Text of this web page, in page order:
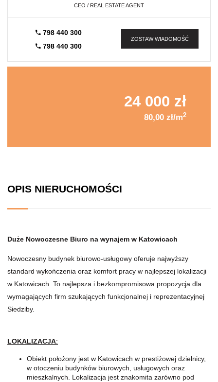
CEO / REAL ESTATE AGENT
798 440 300
798 440 300
ZOSTAW WIADOMOŚĆ
24 000 zł
80,00 zł/m2
OPIS NIERUCHOMOŚCI
Duże Nowoczesne Biuro na wynajem w Katowicach
Nowoczesny budynek biurowo-usługowy oferuje najwyższy
standard wykończenia oraz komfort pracy w najlepszej lokalizacji
w Katowicach. To najlepsza i bezkompromisowa propozycja dla
wymagających firm szukających funkcjonalnej i reprezentacyjnej
Siedziby.
LOKALIZACJA:
Obiekt położony jest w Katowicach w prestiżowej dzielnicy,
w otoczeniu budynków biurowych, usługowych oraz
mieszkalnych. Lokalizacja jest znakomita zarówno pod